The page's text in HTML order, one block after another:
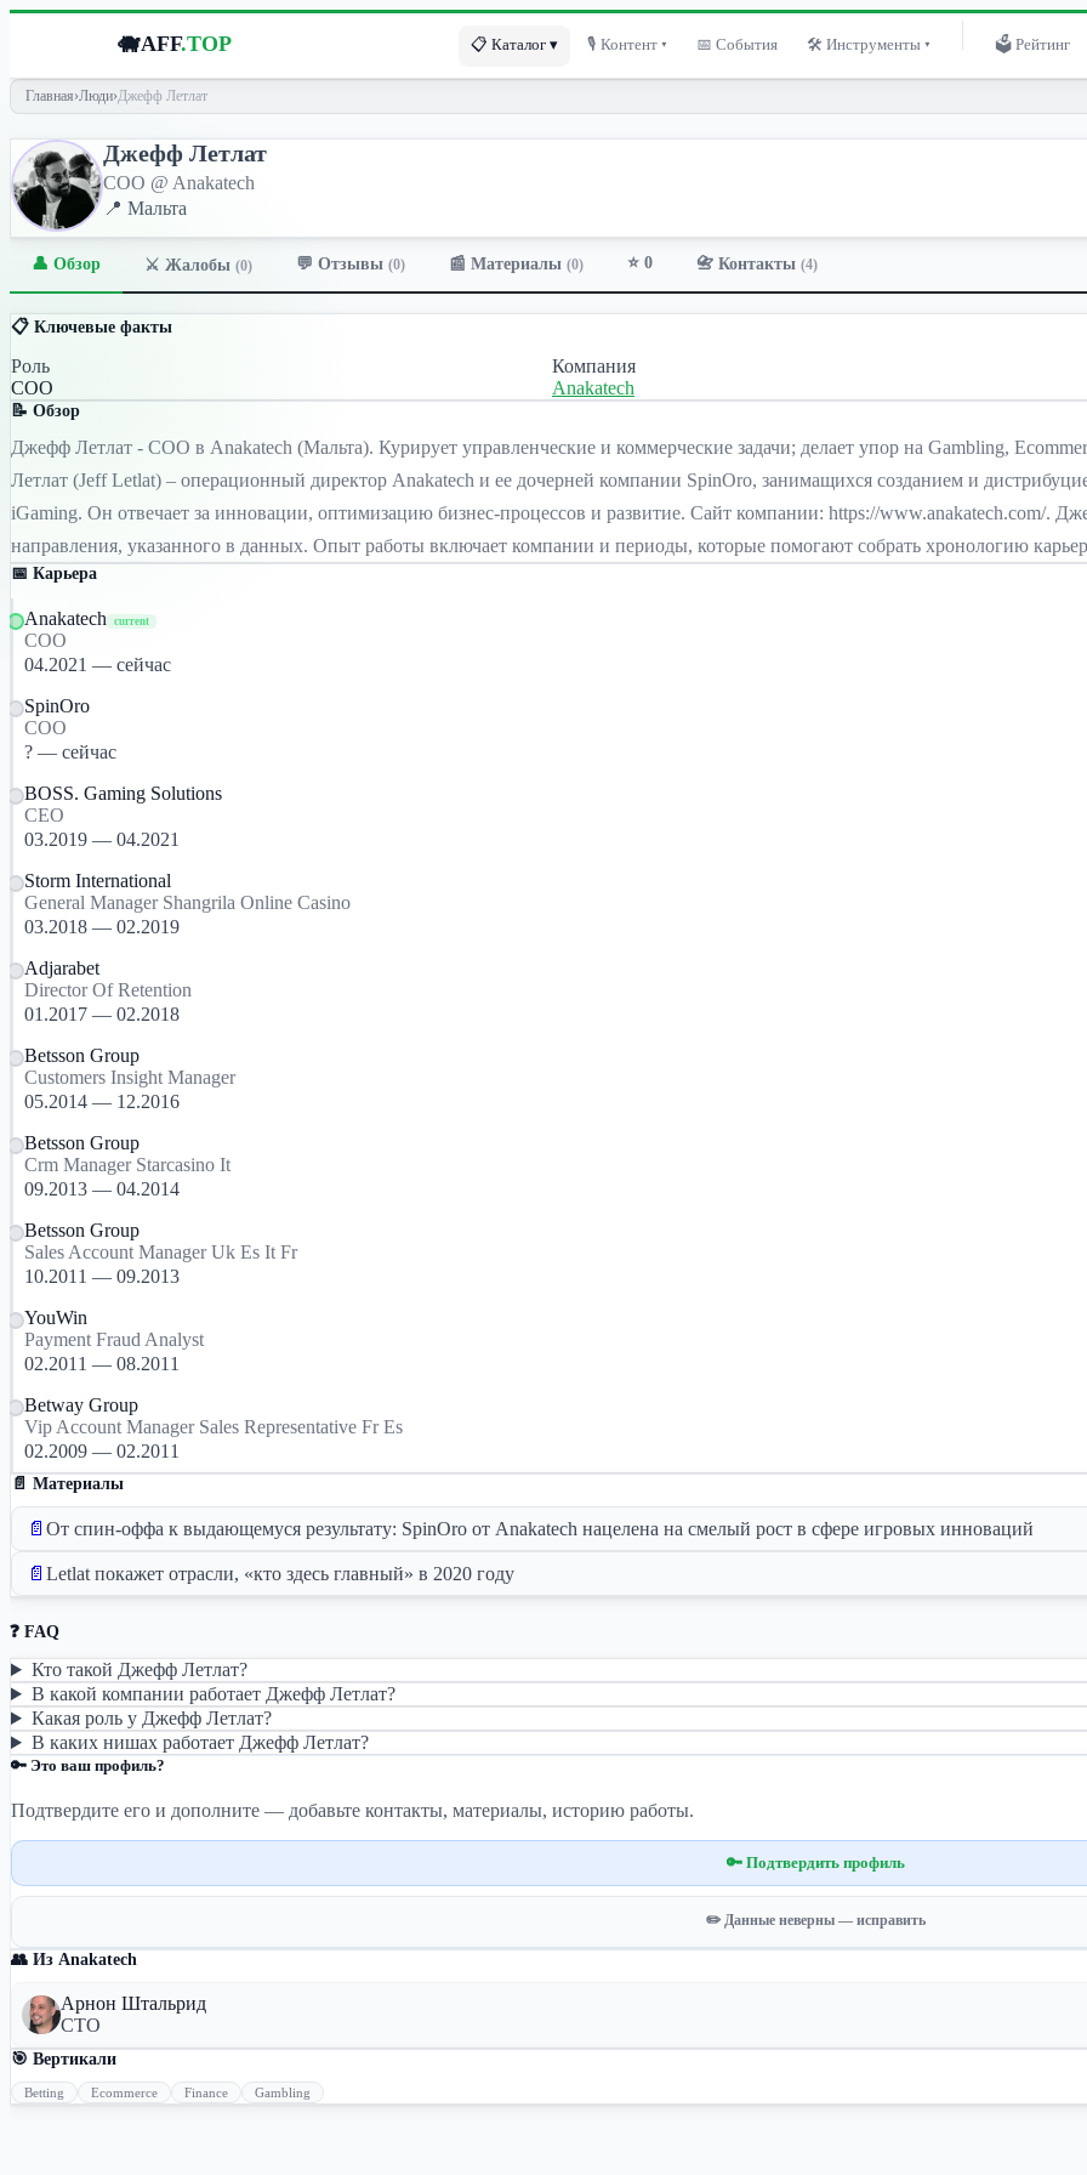
🐗AFF.TOP 📋 Каталог ▾ 🎙 Контент ▾ 📅 События 🛠 Инструменты ▾ 🗳 Рейтинг
Главная›Люди›Джефф Летлат
Джефф Летлат
COO @ Anakatech
📍 Мальта
👤 Обзор ⚔️ Жалобы (0) 💬 Отзывы (0) 📰 Материалы (0) ⭐ 0 📇 Контакты (4)
📋 Ключевые факты
Роль
COO
Компания
Anakatech
📝 Обзор
Джефф Летлат - COO в Anakatech (Мальта). Курирует управленческие и коммерческие задачи; делает упор на Gambling,
Летлат (Jeff Letlat) – операционный директор Anakatech и ее дочерней компании SpinOro, занимащихся созданием и
iGaming. Он отвечает за инновации, оптимизацию бизнес-процессов и развитие. Сайт компании: https://www.anakatech.com/.
направления, указанного в данных. Опыт работы включает компании и периоды, которые помогают собрать хронологию
📅 Карьера
Anakatech current
COO
04.2021 — сейчас
SpinOro
СОО
? — сейчас
BOSS. Gaming Solutions
CEO
03.2019 — 04.2021
Storm International
General Manager Shangrila Online Casino
03.2018 — 02.2019
Adjarabet
Director Of Retention
01.2017 — 02.2018
Betsson Group
Customers Insight Manager
05.2014 — 12.2016
Betsson Group
Crm Manager Starcasino It
09.2013 — 04.2014
Betsson Group
Sales Account Manager Uk Es It Fr
10.2011 — 09.2013
YouWin
Payment Fraud Analyst
02.2011 — 08.2011
Betway Group
Vip Account Manager Sales Representative Fr Es
02.2009 — 02.2011
📄 Материалы
📄 От спин-оффа к выдающемуся результату: SpinOro от Anakatech нацелена на смелый рост в сфере игровых инноваций
📄 Letlat покажет отрасли, «кто здесь главный» в 2020 году
❓ FAQ
Кто такой Джефф Летлат?
В какой компании работает Джефф Летлат?
Какая роль у Джефф Летлат?
В каких нишах работает Джефф Летлат?
🔑 Это ваш профиль?
Подтвердите его и дополните — добавьте контакты, материалы, историю работы.
🔑 Подтвердить профиль
✏️ Данные неверны — исправить
👥 Из Anakatech
Арнон Штальрид
CTO
🎯 Вертикали
Betting Ecommerce Finance Gambling